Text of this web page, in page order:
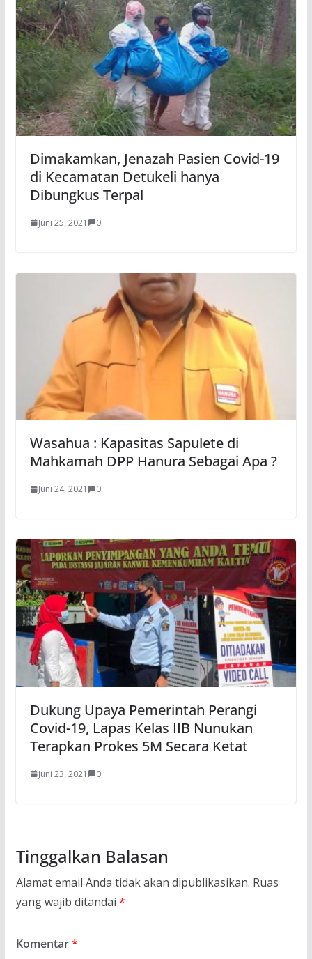
Dimakamkan, Jenazah Pasien Covid-19
di Kecamatan Detukeli hanya
Dibungkus Terpal
Juni 25, 2021 0
Wasahua : Kapasitas Sapulete di
Mahkamah DPP Hanura Sebagai Apa ?
Juni 24, 2021 0
Dukung Upaya Pemerintah Perangi
Covid-19, Lapas Kelas IIB Nunukan
Terapkan Prokes 5M Secara Ketat
Juni 23, 2021 0
Tinggalkan Balasan
Alamat email Anda tidak akan dipublikasikan. Ruas
yang wajib ditandai *
Komentar*